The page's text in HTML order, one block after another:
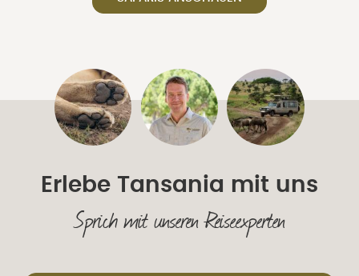
Erlebe Tansania mit uns
Sprich mit unseren Reiseexperten